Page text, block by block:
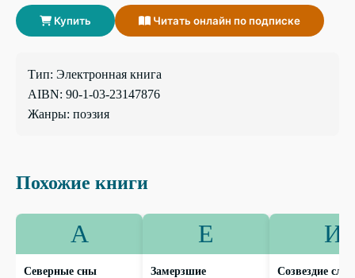
Купить Читать онлайн по подписке
Тип: Электронная книга
AIBN: 90-1-03-23147876
Жанры: поэзия
Похожие книги
А
Северные сны
Е
Замерзшие
И
Созвездие слов